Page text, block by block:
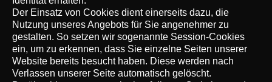
Der Einsatz von Cookies dient einerseits dazu, die
Nutzung unseres Angebots für Sie angenehmer zu
gestalten. So setzen wir sogenannte Session-Cookies
ein, um zu erkennen, dass Sie einzelne Seiten unserer
Website bereits besucht haben. Diese werden nach
Verlassen unserer Seite automatisch gelöscht.